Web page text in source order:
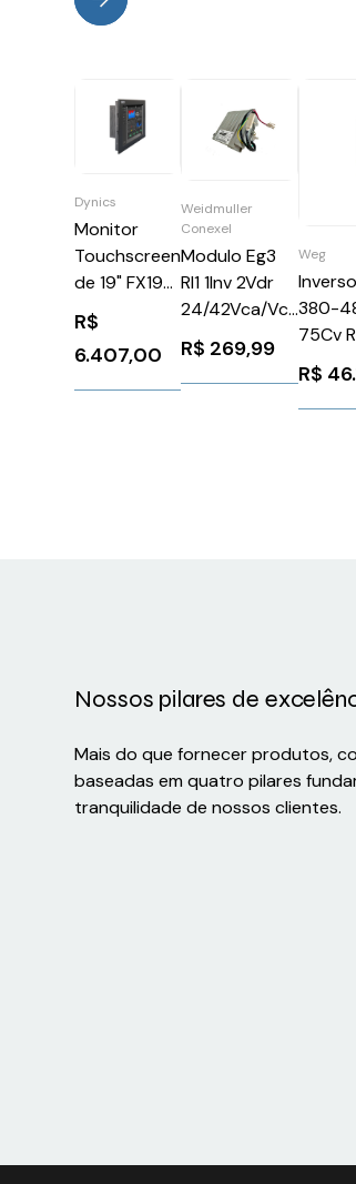
Dynics
Monitor
Touchscreen
de 19" FX19-
P-TS-MA-R
R$
6.407,00
Weidmuller
Conexel
Modulo Eg3
Rl1 1Inv 2Vdr
24/42Vca/Vcc
C1152610000
Weidmuller
Conexel 6502
R$ 269,99
Weg
380-
75Cv
WEG
R$
Nossos pilares de
Mais do que fornecer produtos,
baseadas em quatro pilares
tranquilidade de nossos clientes.